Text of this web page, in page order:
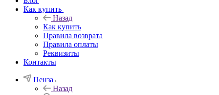
Как купить
Назад
Как купить
Правила возврата
Правила оплаты
Реквизиты
Контакты
Пенза
Назад